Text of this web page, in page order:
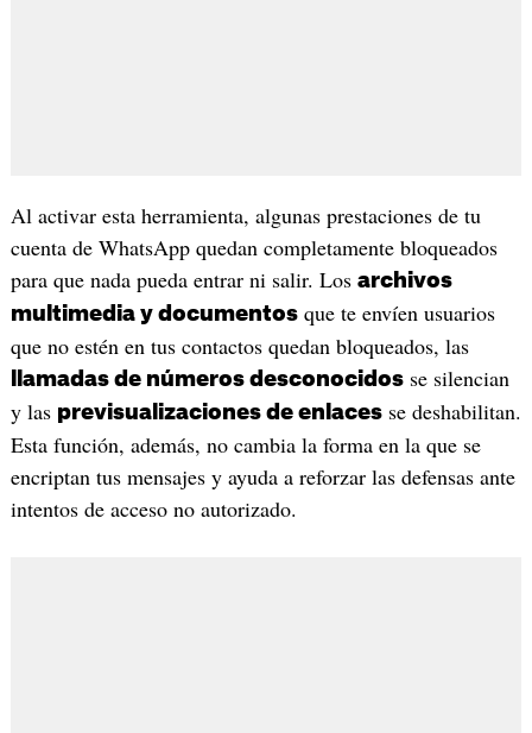
Al activar esta herramienta, algunas prestaciones de tu
cuenta de WhatsApp quedan completamente bloqueados
para que nada pueda entrar ni salir. Los archivos
multimedia y documentosque te envíen usuarios
que no estén en tus contactos quedan bloqueados, las
llamadas de números desconocidosse silencian
y las previsualizaciones de enlacesse deshabilitan.
Esta función, además, no cambia la forma en la que se
encriptan tus mensajes y ayuda a reforzar las defensas ante
intentos de acceso no autorizado.